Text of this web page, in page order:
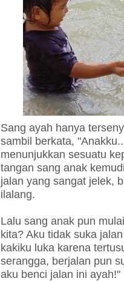
Sang ayah hanya
sambil berkata,
menunjukkan sesuatu
tangan sang anak
jalan yang sangat jelek,
ilalang.
Lalu sang anak pun
kita? Aku tidak suka
kakiku luka karena
serangga, berjalan pun
aku benci jalan ini